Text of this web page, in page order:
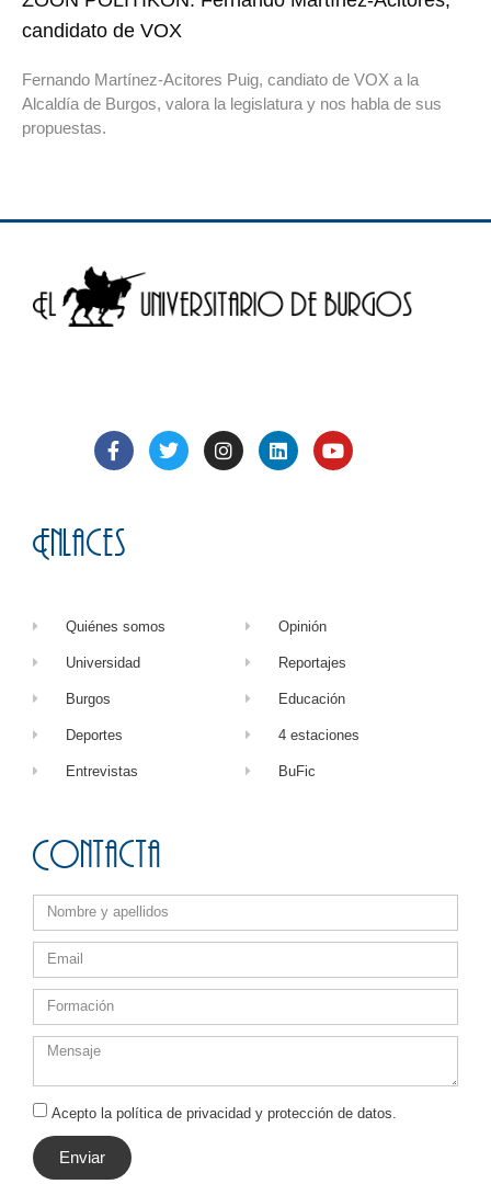
candidato de VOX
Fernando Martínez-Acitores Puig, candiato de VOX a la
Alcaldía de Burgos, valora la legislatura y nos habla de sus
propuestas.
Enlaces
Quiénes somos
Universidad
Burgos
Deportes
Entrevistas
Opinión
Reportajes
Educación
4 estaciones
BuFic
Contacta
Acepto la política de privacidad y protección de datos.
Enviar